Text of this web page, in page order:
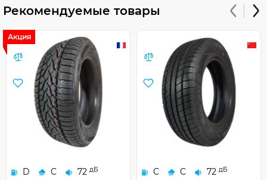
Рекомендуемые товары
Акция
D C 72 дБ C C 72 дБ